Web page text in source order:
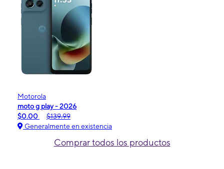
Motorola
moto g play - 2026
$0.00
$139.99
Generalmente en existencia
Comprar todos los productos